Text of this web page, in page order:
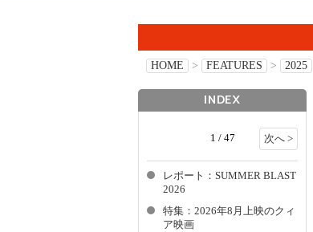
HOME > FEATURES > 2025
INDEX
1 / 47 次へ >
レポート：SUMMER BLAST
2026
特集：2026年8月上映のクィ
ア映画